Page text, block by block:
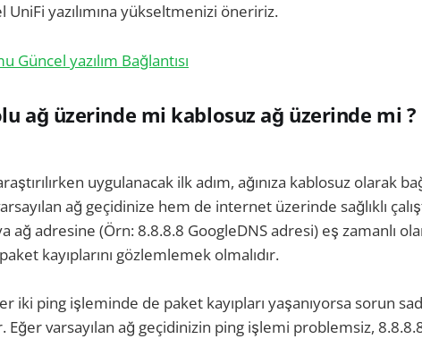
yazılımına yükseltmenizi öneririz.
Güncel yazılım Bağlantısı
ağ üzerinde mi kablosuz ağ üzerinde mi ?
uygulanacak ilk adım, ağınıza kablosuz olarak
ağ geçidinize hem de internet üzerinde sağlıklı
ağ adresine (Örn: 8.8.8.8 GoogleDNS adresi) eş zamanlı
kayıplarını gözlemlemek olmalıdır.
iki ping işleminde de paket kayıpları yaşanıyorsa sorun
Eğer varsayılan ağ geçidinizin ping işlemi problemsiz,